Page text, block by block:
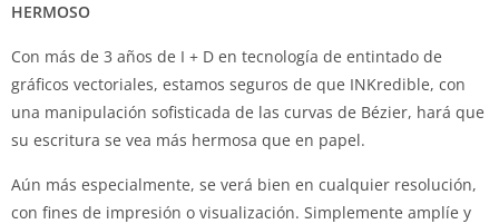
HERMOSO
Con más de 3 años de I + D en tecnología de entintado de
gráficos vectoriales, estamos seguros de que INKredible, con
una manipulación sofisticada de las curvas de Bézier, hará que
su escritura se vea más hermosa que en papel.
Aún más especialmente, se verá bien en cualquier resolución,
con fines de impresión o visualización. Simplemente amplíe y